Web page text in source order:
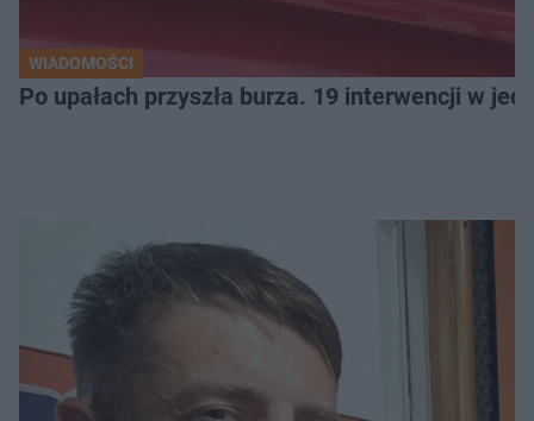
WIADOMOŚCI
Po upałach przyszła burza. 19 interwencji w